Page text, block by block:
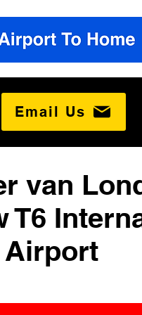
Email Us
van
T6
Airport